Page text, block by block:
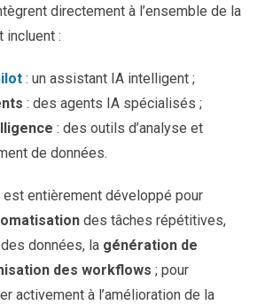
directement à l’ensemble de la
incluent :
: un assistant IA intelligent ;
: des agents IA spécialisés ;
: des outils d’analyse et
de données.
entièrement développé pour
des tâches répétitives,
des données, la génération de
des workflows ; pour
activement à l’amélioration de la